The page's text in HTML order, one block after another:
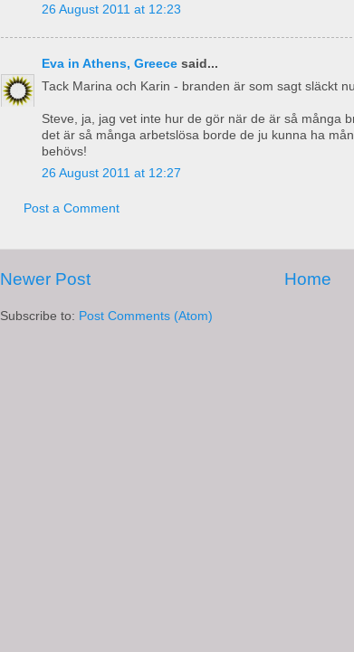
26 August 2011 at 12:23
Eva in Athens, Greece said...
Tack Marina och Karin - branden är som sagt släckt
Steve, ja, jag vet inte hur de gör när de är så många
det är så många arbetslösa borde de ju kunna ha
behövs!
26 August 2011 at 12:27
Post a Comment
Newer Post Home
Subscribe to: Post Comments (Atom)